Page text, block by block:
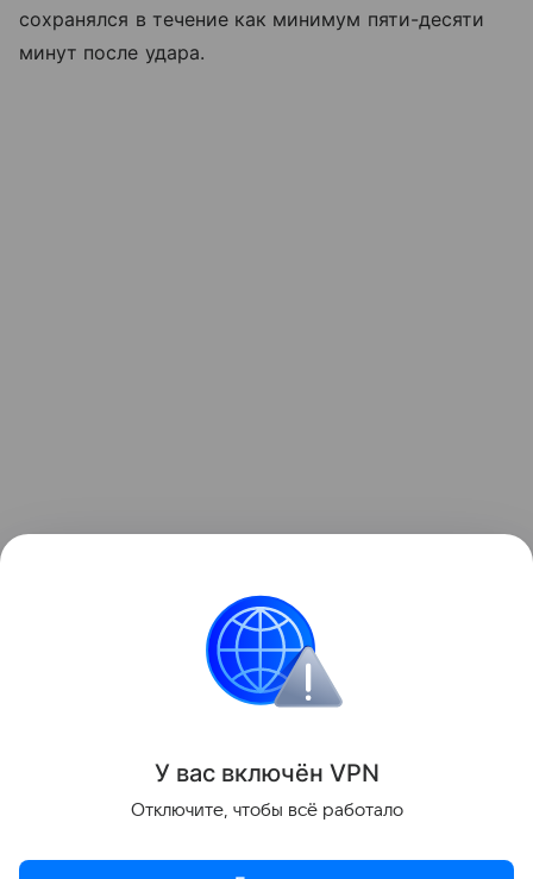
сохранялся в течение как минимум пяти-десяти
минут после удара.
материале
Поделиться
У вас включён VPN
Отключите, чтобы всё работало